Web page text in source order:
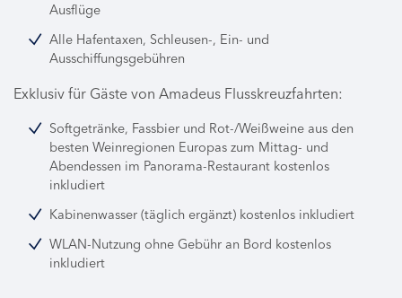
Ausflüge
Alle Hafentaxen, Schleusen-, Ein- und
Ausschiffungsgebühren
Exklusiv für Gäste von Amadeus Flusskreuzfahrten:
Softgetränke, Fassbier und Rot-/Weißweine aus den
besten Weinregionen Europas zum Mittag- und
Abendessen im Panorama-Restaurant kostenlos
inkludiert
Kabinenwasser (täglich ergänzt) kostenlos inkludiert
WLAN-Nutzung ohne Gebühr an Bord kostenlos
inkludiert